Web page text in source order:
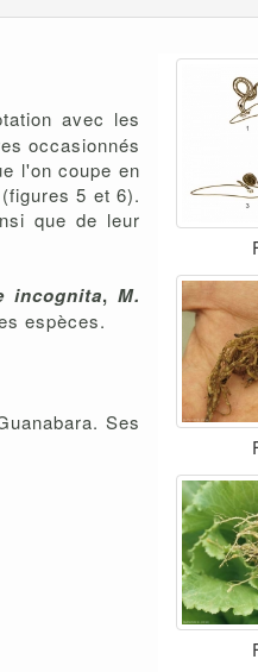
avec les
occasionnés
l'on coupe en
5 et 6).
que de leur
incognita,M.
espèces.
Ses